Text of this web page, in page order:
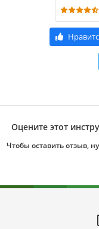
Оцените этот
Чтобы оставить отзыв,